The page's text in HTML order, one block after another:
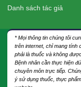
Danh sách tác giả
* Mọi thông tin chúng tôi
trên internet, chỉ mang tính
phải là thuốc và không
Bệnh nhân cần thực hiện
chuyên môn trực tiếp.
ý sử dụng thuốc, thực